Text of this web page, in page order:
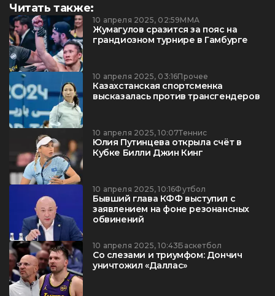
Читать также:
10 апреля 2025, 02:59ММА
Жумагулов сразится за пояс на
грандиозном турнире в Гамбурге
10 апреля 2025, 03:16Прочее
Казахстанская спортсменка
высказалась против трансгендеров
10 апреля 2025, 10:07Теннис
Юлия Путинцева открыла счёт в
Кубке Билли Джин Кинг
10 апреля 2025, 10:16Футбол
Бывший глава КФФ выступил с
заявлением на фоне резонансных
обвинений
10 апреля 2025, 10:43Баскетбол
Со слезами и триумфом: Дончич
уничтожил «Даллас»